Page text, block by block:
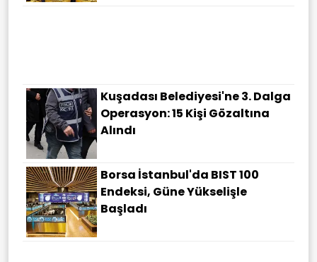
Kuşadası Belediyesi'ne 3. Dalga
Operasyon: 15 Kişi Gözaltına
Alındı
Borsa İstanbul'da BIST 100
Endeksi, Güne Yükselişle
Başladı